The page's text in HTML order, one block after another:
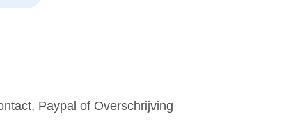
Paypal of Overschrijving